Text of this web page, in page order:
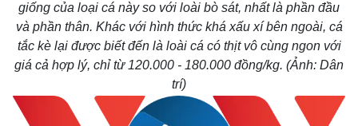
giống của loại cá này so với loài bò sát, nhất là phần đầu
và phần thân. Khác với hình thức khá xấu xí bên ngoài, cá
tắc kè lại được biết đến là loài cá có thịt vô cùng ngon với
giá cả hợp lý, chỉ từ 120.000 - 180.000 đồng/kg. (Ảnh: Dân
trí)